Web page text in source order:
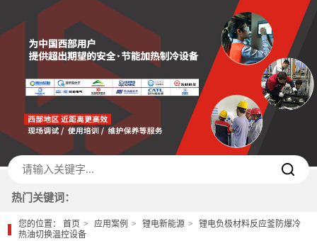
热门关键词：
您的位置：首页 应用案例 锂电新能源
锂电负极材料反应釜防爆冷
热油切换温控设备